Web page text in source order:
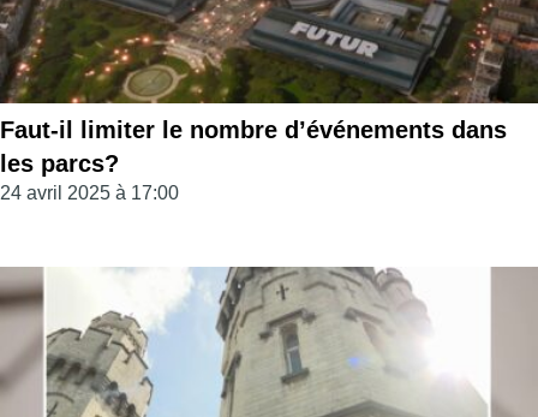
Faut-il limiter le nombre d’événements dans
les parcs?
24 avril 2025 à 17:00